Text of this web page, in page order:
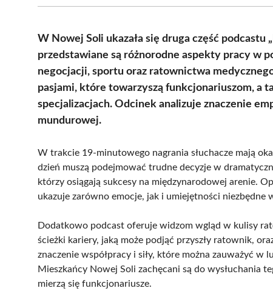
W Nowej Soli ukazała się druga część podcastu
przedstawiane są różnorodne aspekty pracy w
negocjacji, sportu oraz ratownictwa
pasjami, które towarzyszą funkcjonariuszom, a
specjalizacjach. Odcinek analizuje znaczenie
mundurowej.
W trakcie 19-minutowego nagrania słuchacze mają
dzień muszą podejmować trudne decyzje w
którzy osiągają sukcesy na międzynarodowej arenie.
ukazuje zarówno emocje, jak i umiejętności niezbędne
Dodatkowo podcast oferuje widzom wgląd w kulisy
ścieżki kariery, jaką może podjąć przyszły ratownik,
znaczenie współpracy i siły, które można zauważyć w
Mieszkańcy Nowej Soli zachęcani są do wysłuchania
mierzą się funkcjonariusze.